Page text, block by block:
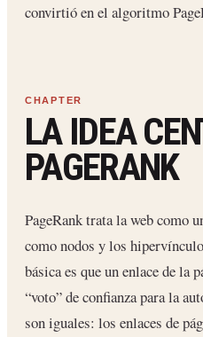
convirtió en el algoritmo
LA IDEA
PAGERANK
PageRank trata la web como
como nodos y los
básica es que un enlace de la
“voto” de confianza para la
son iguales: los enlaces de